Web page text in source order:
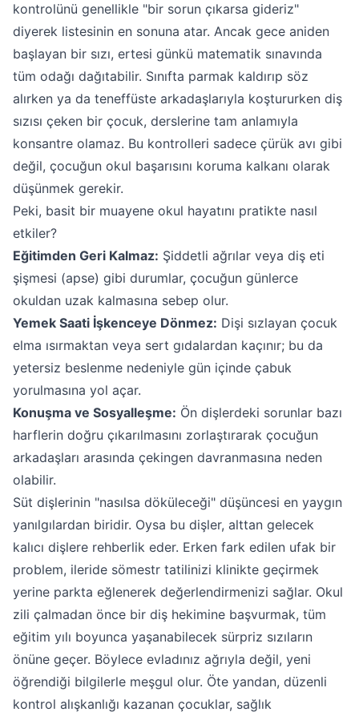
kontrolünü genellikle "bir sorun çıkarsa gideriz"
diyerek listesinin en sonuna atar. Ancak gece aniden
başlayan bir sızı, ertesi günkü matematik sınavında
tüm odağı dağıtabilir. Sınıfta parmak kaldırıp söz
alırken ya da teneffüste arkadaşlarıyla koştururken diş
sızısı çeken bir çocuk, derslerine tam anlamıyla
konsantre olamaz. Bu kontrolleri sadece çürük avı gibi
değil, çocuğun okul başarısını koruma kalkanı olarak
düşünmek gerekir.
Peki, basit bir muayene okul hayatını pratikte nasıl
etkiler?
Eğitimden Geri Kalmaz: Şiddetli ağrılar veya diş eti
şişmesi (apse) gibi durumlar, çocuğun günlerce
okuldan uzak kalmasına sebep olur.
Yemek Saati İşkenceye Dönmez: Dişi sızlayan çocuk
elma ısırmaktan veya sert gıdalardan kaçınır; bu da
yetersiz beslenme nedeniyle gün içinde çabuk
yorulmasına yol açar.
Konuşma ve Sosyalleşme: Ön dişlerdeki sorunlar bazı
harflerin doğru çıkarılmasını zorlaştırarak çocuğun
arkadaşları arasında çekingen davranmasına neden
olabilir.
Süt dişlerinin "nasılsa döküleceği" düşüncesi en yaygın
yanılgılardan biridir. Oysa bu dişler, alttan gelecek
kalıcı dişlere rehberlik eder. Erken fark edilen ufak bir
problem, ileride sömestr tatilinizi klinikte geçirmek
yerine parkta eğlenerek değerlendirmenizi sağlar. Okul
zili çalmadan önce bir diş hekimine başvurmak, tüm
eğitim yılı boyunca yaşanabilecek sürpriz sızıların
önüne geçer. Böylece evladınız ağrıyla değil, yeni
öğrendiği bilgilerle meşgul olur. Öte yandan, düzenli
kontrol alışkanlığı kazanan çocuklar, sağlık